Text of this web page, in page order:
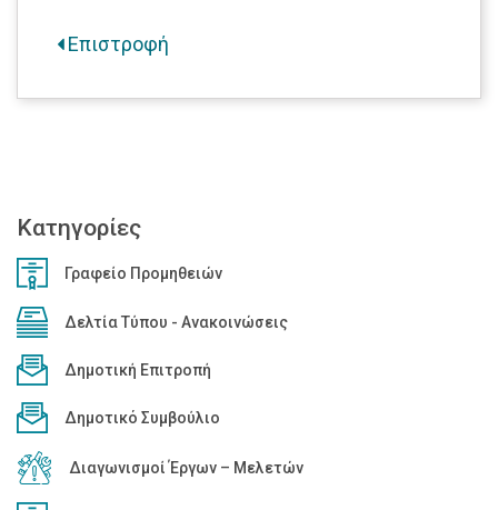
Επιστροφή
Κατηγορίες
Γραφείο Προμηθειών
Δελτία Τύπου - Ανακοινώσεις
Δημοτική Επιτροπή
Δημοτικό Συμβούλιο
Διαγωνισμοί Έργων – Μελετών